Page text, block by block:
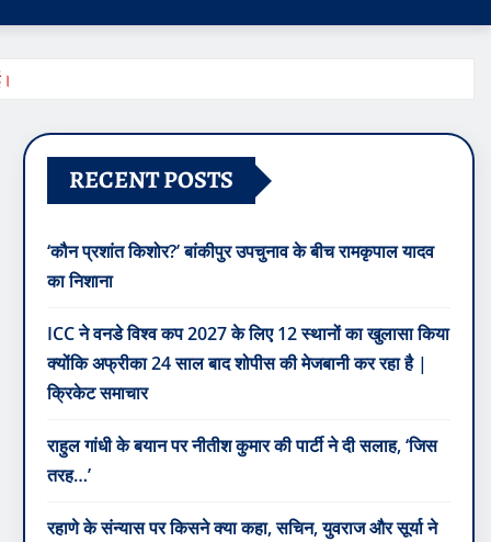
RECENT POSTS
‘कौन प्रशांत किशोर?’ बांकीपुर उपचुनाव के बीच रामकृपाल यादव
का निशाना
ICC ने वनडे विश्व कप 2027 के लिए 12 स्थानों का खुलासा किया
क्योंकि अफ्रीका 24 साल बाद शोपीस की मेजबानी कर रहा है |
क्रिकेट समाचार
राहुल गांधी के बयान पर नीतीश कुमार की पार्टी ने दी सलाह, ‘जिस
तरह…’
रहाणे के संन्यास पर किसने क्या कहा, सचिन, युवराज और सूर्या ने